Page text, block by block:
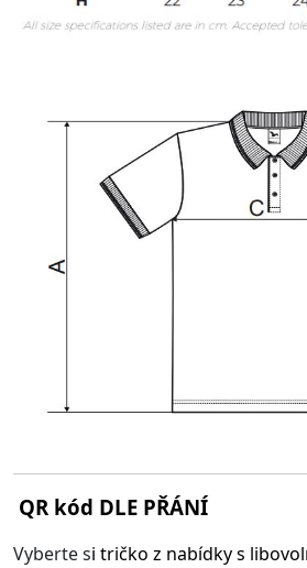
QR kód DLE PŘÁNÍ
Vyberte si tričko z nabídky s